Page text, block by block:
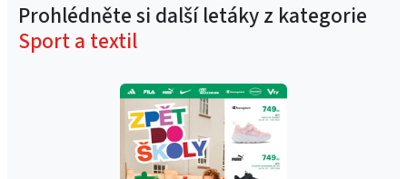
Prohlédněte si další letáky z kategorie
Sport a textil